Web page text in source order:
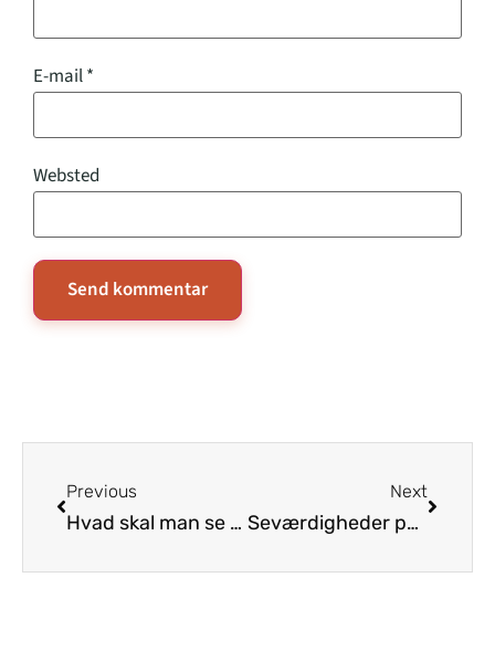
E-mail*
Websted
Previous
Hvad skal man se på Samos
Next
Seværdigheder på Rømø – Lakolk Strand, Kommandørgården og Vadehavet